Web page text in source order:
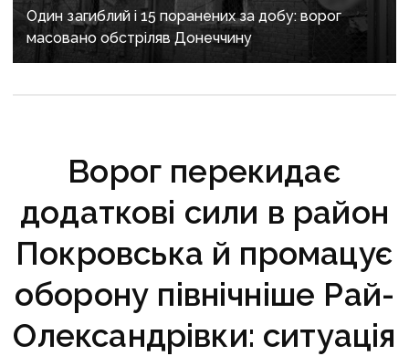
Один загиблий і 15 поранених за добу: ворог
масовано обстріляв Донеччину
Ворог перекидає
додаткові сили в район
Покровська й промацує
оборону північніше Рай-
Олександрівки: ситуація